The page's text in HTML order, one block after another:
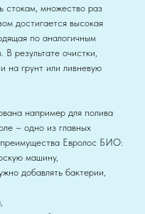
стокам, множество раз
достигается высокая
по аналогичным
результате очистки,
на грунт или ливневую
например для полива
– одно из главных
Евролос БИО:
машину,
добавлять бактерии,